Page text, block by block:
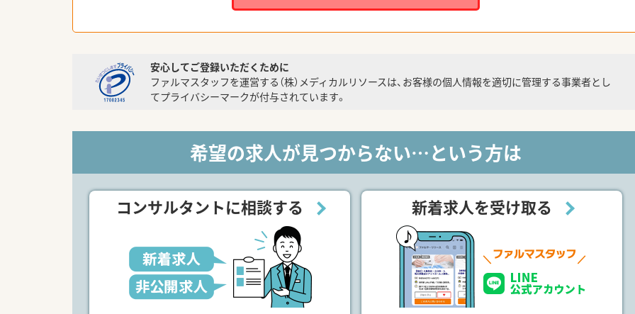
安心してご登録いただくために
ファルマスタッフを運営する（株）メディカルリソースは、お客様の個人情報を適切に管理する事業者とし
てプライバシーマークが付与されています。
希望の求人が見つからない…という方は
コンサルタントに相談する 新着求人を受け取る